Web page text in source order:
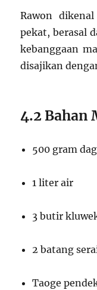
Rawon
pekat, berasal
kebanggaan
disajikan
4.2 Bahan
500 gram
1 liter air
3 butir
2 batang
Taoge